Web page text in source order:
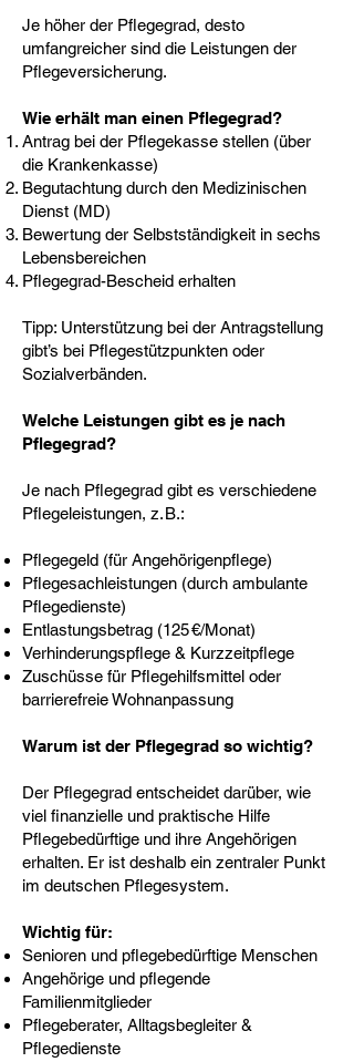
Je höher der Pflegegrad, desto
umfangreicher sind die Leistungen der
Pflegeversicherung.
Wie erhält man einen Pflegegrad?
Antrag bei der Pflegekasse stellen (über
die Krankenkasse)
Begutachtung durch den Medizinischen
Dienst (MD)
Bewertung der Selbstständigkeit in sechs
Lebensbereichen
Pflegegrad-Bescheid erhalten
Tipp: Unterstützung bei der Antragstellung
gibt’s bei Pflegestützpunkten oder
Sozialverbänden.
Welche Leistungen gibt es je nach
Pflegegrad?
Je nach Pflegegrad gibt es verschiedene
Pflegeleistungen, z. B.:
Pflegegeld (für Angehörigenpflege)
Pflegesachleistungen (durch ambulante
Pflegedienste)
Entlastungsbetrag (125 €/Monat)
Verhinderungspflege & Kurzzeitpflege
Zuschüsse für Pflegehilfsmittel oder
barrierefreie Wohnanpassung
Warum ist der Pflegegrad so wichtig?
Der Pflegegrad entscheidet darüber, wie
viel finanzielle und praktische Hilfe
Pflegebedürftige und ihre Angehörigen
erhalten. Er ist deshalb ein zentraler Punkt
im deutschen Pflegesystem.
Wichtig für:
Senioren und pflegebedürftige Menschen
Angehörige und pflegende
Familienmitglieder
Pflegeberater, Alltagsbegleiter &
Pflegedienste